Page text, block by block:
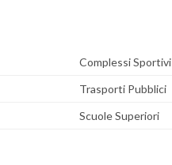
Complessi Sportivi
Trasporti Pubblici
Scuole Superiori